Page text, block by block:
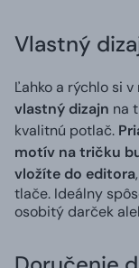
Vlastný
Ľahko a rýchlo si
vlastný dizajn na
kvalitnú potlač.
motív na tričku
vložíte do editora
tlače. Ideálny
osobitý darček